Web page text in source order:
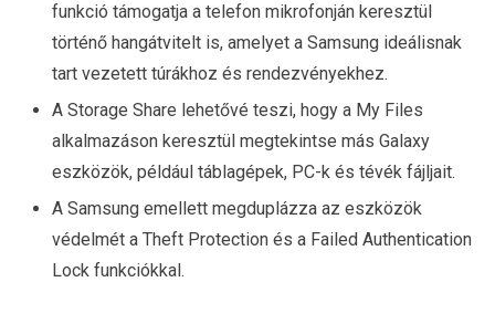
funkció támogatja a telefon mikrofonján keresztül
történő hangátvitelt is, amelyet a Samsung ideálisnak
tart vezetett túrákhoz és rendezvényekhez.
A Storage Share lehetővé teszi, hogy a My Files
alkalmazáson keresztül megtekintse más Galaxy
eszközök, például táblagépek, PC-k és tévék fájljait.
A Samsung emellett megduplázza az eszközök
védelmét a Theft Protection és a Failed Authentication
Lock funkciókkal.